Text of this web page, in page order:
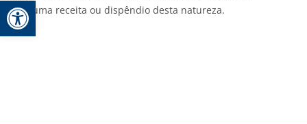
Barra de Ferramentas Aberta
nenhuma receita ou dispêndio desta natureza.